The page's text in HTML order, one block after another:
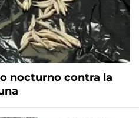
nocturno contra la